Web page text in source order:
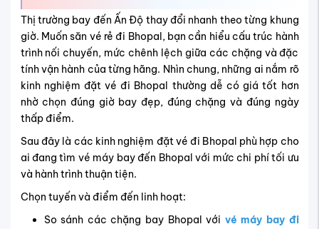
Thị trường bay đến Ấn Độ thay đổi nhanh theo từng khung
giờ. Muốn săn vé rẻ đi Bhopal, bạn cần hiểu cấu trúc hành
trình nối chuyến, mức chênh lệch giữa các chặng và đặc
tính vận hành của từng hãng. Nhìn chung, những ai nắm rõ
kinh nghiệm đặt vé đi Bhopal thường dễ có giá tốt hơn
nhờ chọn đúng giờ bay đẹp, đúng chặng và đúng ngày
thấp điểm.
Sau đây là các kinh nghiệm đặt vé đi Bhopal phù hợp cho
ai đang tìm vé máy bay đến Bhopal với mức chi phí tối ưu
và hành trình thuận tiện.
Chọn tuyến và điểm đến linh hoạt:
So sánh các chặng bay Bhopal với vé máy bay đi